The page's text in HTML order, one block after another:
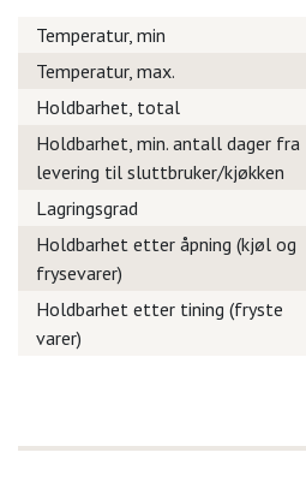
Temperatur, min
Temperatur, max.
Holdbarhet, total
Holdbarhet, min. antall dager fra
levering til sluttbruker/kjøkken
Lagringsgrad
Holdbarhet etter åpning (kjøl og
frysevarer)
Holdbarhet etter tining (fryste
varer)